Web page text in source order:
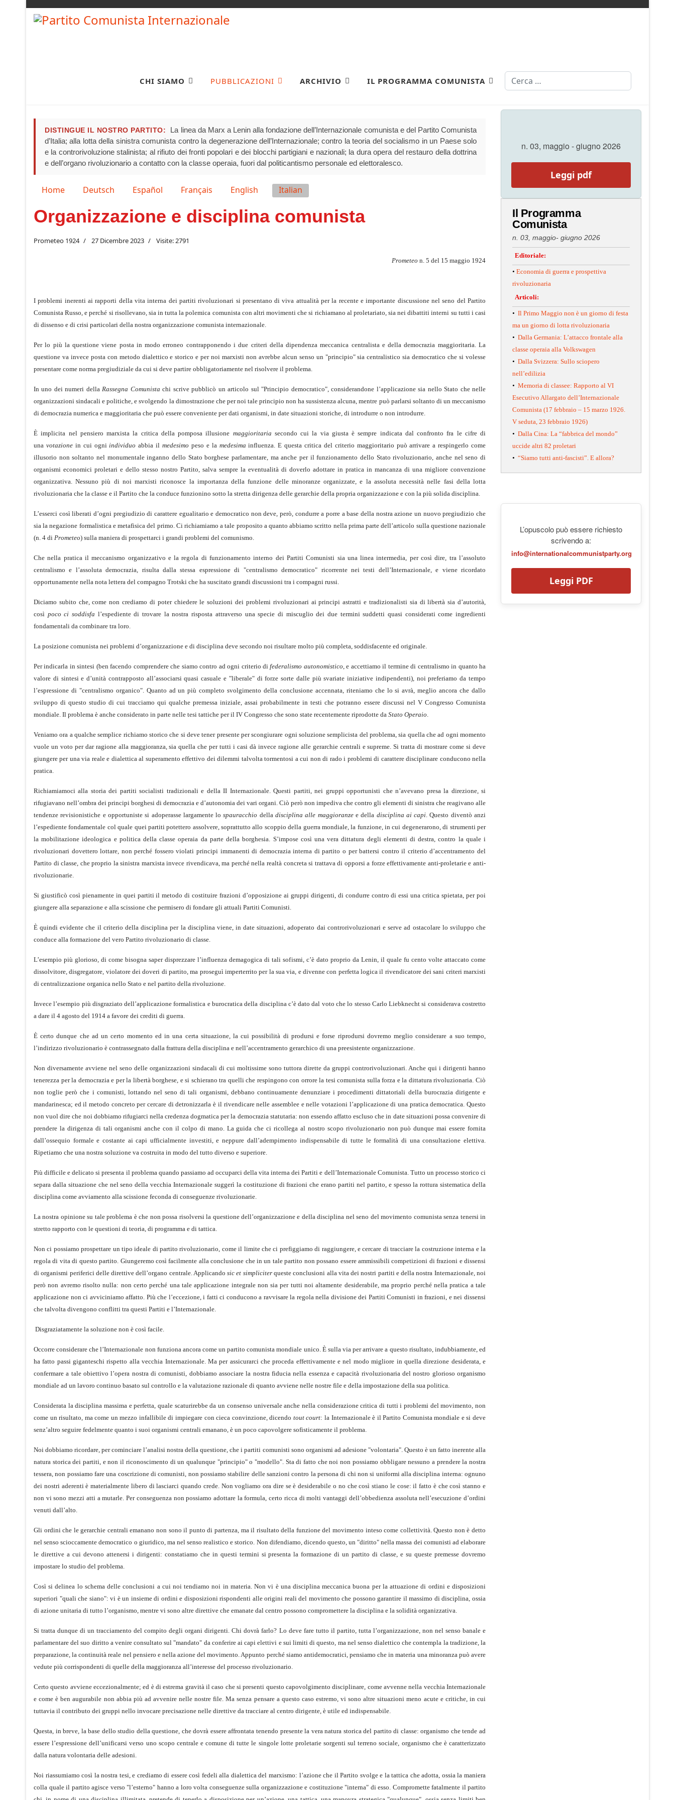
CHI SIAMO PUBBLICAZIONI ARCHIVIO IL PROGRAMMA COMUNISTA Cerca
DISTINGUE IL NOSTRO PARTITO:
La linea da Marx a Lenin alla fondazione dell’Internazionale comunista e del Partito Comunista
d’Italia; alla lotta della sinistra comunista contro la degenerazione dell’Internazionale; contro la teoria del socialismo in un Paese solo
e la controrivoluzione stalinista; al rifiuto dei fronti popolari e dei blocchi partigiani e nazionali; la dura opera del restauro della dottrina
e dell’organo rivoluzionario a contatto con la classe operaia, fuori dal politicantismo personale ed elettoralesco.
Seleziona la tua lingua
Home Deutsch Español Français English Italian
Organizzazione e disciplina comunista
Prometeo 1924 27 Dicembre 2023 Visite: 2791
Prometeo n. 5 del 15 maggio 1924
I problemi inerenti ai rapporti della vita interna dei partiti rivoluzionari si presentano di viva attualità per la recente e importante discussione nel seno del Partito
Comunista Russo, e perché si risollevano, sia in tutta la polemica comunista con altri movimenti che si richiamano al proletariato, sia nei dibattiti interni su tutti i casi
di dissenso e di crisi particolari della nostra organizzazione comunista internazionale.
Per lo più la questione viene posta in modo erroneo contrapponendo i due criteri della dipendenza meccanica centralista e della democrazia maggioritaria. La
questione va invece posta con metodo dialettico e storico e per noi marxisti non avrebbe alcun senso un "principio" sia centralistico sia democratico che si volesse
presentare come norma pregiudiziale da cui si deve partire obbligatoriamente nel risolvere il problema.
In uno dei numeri della Rassegna Comunista chi scrive pubblicò un articolo sul "Principio democratico", considerandone l’applicazione sia nello Stato che nelle
organizzazioni sindacali e politiche, e svolgendo la dimostrazione che per noi tale principio non ha sussistenza alcuna, mentre può parlarsi soltanto di un meccanismo
di democrazia numerica e maggioritaria che può essere conveniente per dati organismi, in date situazioni storiche, di introdurre o non introdurre.
È implicita nel pensiero marxista la critica della pomposa illusione maggioritaria secondo cui la via giusta è sempre indicata dal confronto fra le cifre di
una votazionein cui ogni individuo abbia il medesimo peso e la medesima influenza. E questa critica del criterio maggioritario può arrivare a respingerlo come
illusorio non soltanto nel monumentale inganno dello Stato borghese parlamentare, ma anche per il funzionamento dello Stato rivoluzionario, anche nel seno di
organismi economici proletari e dello stesso nostro Partito, salva sempre la eventualità di doverlo adottare in pratica in mancanza di una migliore convenzione
organizzativa. Nessuno più di noi marxisti riconosce la importanza della funzione delle minoranze organizzate, e la assoluta necessità nelle fasi della lotta
rivoluzionaria che la classe e il Partito che la conduce funzionino sotto la stretta dirigenza delle gerarchie della propria organizzazione e con la più solida disciplina.
L’esserci così liberati d’ogni pregiudizio di carattere egualitario e democratico non deve, però, condurre a porre a base della nostra azione un nuovo pregiudizio che
sia la negazione formalistica e metafisica del primo. Ci richiamiamo a tale proposito a quanto abbiamo scritto nella prima parte dell’articolo sulla questione nazionale
(n. 4 di Prometeo) sulla maniera di prospettarci i grandi problemi del comunismo.
Che nella pratica il meccanismo organizzativo e la regola di funzionamento interno dei Partiti Comunisti sia una linea intermedia, per così dire, tra l’assoluto
centralismo e l’assoluta democrazia, risulta dalla stessa espressione di "centralismo democratico" ricorrente nei testi dell’Internazionale, e viene ricordato
opportunamente nella nota lettera del compagno Trotski che ha suscitato grandi discussioni tra i compagni russi.
Diciamo subito che, come non crediamo di poter chiedere le soluzioni dei problemi rivoluzionari ai principi astratti e tradizionalisti sia di libertà sia d’autorità,
così poco ci soddisfa l’espediente di trovare la nostra risposta attraverso una specie di miscuglio dei due termini suddetti quasi considerati come ingredienti
fondamentali da combinare tra loro.
La posizione comunista nei problemi d’organizzazione e di disciplina deve secondo noi risultare molto più completa, soddisfacente ed originale.
Per indicarla in sintesi (ben facendo comprendere che siamo contro ad ogni criterio difederalismo autonomistico , e accettiamo il termine di centralismo in quanto ha
valore di sintesi e d’unità contrapposto all’associarsi quasi casuale e "liberale" di forze sorte dalle più svariate iniziative indipendenti), noi preferiamo da tempo
l’espressione di "centralismo organico". Quanto ad un più completo svolgimento della conclusione accennata, riteniamo che lo si avrà, meglio ancora che dallo
sviluppo di questo studio di cui tracciamo qui qualche premessa iniziale, assai probabilmente in testi che potranno essere discussi nel V Congresso Comunista
mondiale. Il problema è anche considerato in parte nelle tesi tattiche per il IV Congresso che sono state recentemente riprodotte da Stato Operaio
Veniamo ora a qualche semplice richiamo storico che si deve tener presente per scongiurare ogni soluzione semplicista del problema, sia quella che ad ogni momento
vuole un voto per dar ragione alla maggioranza, sia quella che per tutti i casi dà invece ragione alle gerarchie centrali e supreme. Si tratta di mostrare come si deve
giungere per una via reale e dialettica al superamento effettivo dei dilemmi talvolta tormentosi a cui non di rado i problemi di carattere disciplinare conducono nella
pratica.
Richiamiamoci alla storia dei partiti socialisti tradizionali e della II Internazionale. Questi partiti, nei gruppi opportunisti che n’avevano presa la direzione, si
rifugiavano nell’ombra dei principi borghesi di democrazia e d’autonomia dei vari organi. Ciò però non impediva che contro gli elementi di sinistra che reagivano alle
tendenze revisionistiche e opportuniste si adoperasse largamente lospauracchio delladisciplina alle maggioranzee della disciplina ai capi . Questo diventò anzi
l’espediente fondamentale col quale quei partiti potettero assolvere, soprattutto allo scoppio della guerra mondiale, la funzione, in cui degenerarono, di strumenti per
la mobilitazione ideologica e politica della classe operaia da parte della borghesia. S’impose così una vera dittatura degli elementi di destra, contro la quale i
rivoluzionari dovettero lottare, non perché fossero violati principi immanenti di democrazia interna di partito o per battersi contro il criterio d’accentramento del
Partito di classe, che proprio la sinistra marxista invece rivendicava, ma perché nella realtà concreta si trattava di opporsi a forze effettivamente anti-proletarie e anti-
rivoluzionarie.
Si giustificò così pienamente in quei partiti il metodo di costituire frazioni d’opposizione ai gruppi dirigenti, di condurre contro di essi una critica spietata, per poi
giungere alla separazione e alla scissione che permisero di fondare gli attuali Partiti Comunisti.
È quindi evidente che il criterio della disciplina per la disciplina viene, in date situazioni, adoperato dai controrivoluzionari e serve ad ostacolare lo sviluppo che
conduce alla formazione del vero Partito rivoluzionario di classe.
L’esempio più glorioso, di come bisogna saper disprezzare l’influenza demagogica di tali sofismi, c’è dato proprio da Lenin, il quale fu cento volte attaccato come
dissolvitore, disgregatore, violatore dei doveri di partito, ma proseguì imperterrito per la sua via, e divenne con perfetta logica il rivendicatore dei sani criteri marxisti
di centralizzazione organica nello Stato e nel partito della rivoluzione.
Invece l’esempio più disgraziato dell’applicazione formalistica e burocratica della disciplina c’è dato dal voto che lo stesso Carlo Liebknecht si considerava costretto
a dare il 4 agosto del 1914 a favore dei crediti di guerra.
È certo dunque che ad un certo momento ed in una certa situazione, la cui possibilità di prodursi e forse riprodursi dovremo meglio considerare a suo tempo,
l’indirizzo rivoluzionario è contrassegnato dalla frattura della disciplina e nell’accentramento gerarchico di una preesistente organizzazione.
Non diversamente avviene nel seno delle organizzazioni sindacali di cui moltissime sono tuttora dirette da gruppi controrivoluzionari. Anche qui i dirigenti hanno
tenerezza per la democrazia e per la libertà borghese, e si schierano tra quelli che respingono con orrore la tesi comunista sulla forza e la dittatura rivoluzionaria. Ciò
non toglie però che i comunisti, lottando nel seno di tali organismi, debbano continuamente denunziare i procedimenti dittatoriali della burocrazia dirigente e
mandarinesca; ed il metodo concreto per cercare di detronizzarla è il rivendicare nelle assemblee e nelle votazioni l’applicazione di una pratica democratica. Questo
non vuol dire che noi dobbiamo rifugiarci nella credenza dogmatica per la democrazia statutaria: non essendo affatto escluso che in date situazioni possa convenire di
prendere la dirigenza di tali organismi anche con il colpo di mano. La guida che ci ricollega al nostro scopo rivoluzionario non può dunque mai essere fornita
dall’ossequio formale e costante ai capi ufficialmente investiti, e neppure dall’adempimento indispensabile di tutte le formalità di una consultazione elettiva.
Ripetiamo che una nostra soluzione va costruita in modo del tutto diverso e superiore.
Più difficile e delicato si presenta il problema quando passiamo ad occuparci della vita interna dei Partiti e dell’Internazionale Comunista. Tutto un processo storico ci
separa dalla situazione che nel seno della vecchia Internazionale suggerì la costituzione di frazioni che erano partiti nel partito, e spesso la rottura sistematica della
disciplina come avviamento alla scissione feconda di conseguenze rivoluzionarie.
La nostra opinione su tale problema è che non possa risolversi la questione dell’organizzazione e della disciplina nel seno del movimento comunista senza tenersi in
stretto rapporto con le questioni di teoria, di programma e di tattica.
Non ci possiamo prospettare un tipo ideale di partito rivoluzionario, come il limite che ci prefiggiamo di raggiungere, e cercare di tracciare la costruzione interna e la
regola di vita di questo partito. Giungeremo così facilmente alla conclusione che in un tale partito non possano essere ammissibili competizioni di frazioni e dissensi
di organismi periferici delle direttive dell’organo centrale. Applicandosic et simpliciterqueste conclusioni alla vita dei nostri partiti e della nostra Internazionale, noi
però non avremo risolto nulla: non certo perché una tale applicazione integrale non sia per tutti noi altamente desiderabile, ma proprio perché nella pratica a tale
applicazione non ci avviciniamo affatto. Più che l’eccezione, i fatti ci conducono a ravvisare la regola nella divisione dei Partiti Comunisti in frazioni, e nei dissensi
che talvolta divengono conflitti tra questi Partiti e l’Internazionale.
Disgraziatamente la soluzione non è così facile.
Occorre considerare che l’Internazionale non funziona ancora come un partito comunista mondiale unico. È sulla via per arrivare a questo risultato, indubbiamente, ed
ha fatto passi giganteschi rispetto alla vecchia Internazionale. Ma per assicurarci che proceda effettivamente e nel modo migliore in quella direzione desiderata, e
confermare a tale obiettivo l’opera nostra di comunisti, dobbiamo associare la nostra fiducia nella essenza e capacità rivoluzionaria del nostro glorioso organismo
mondiale ad un lavoro continuo basato sul controllo e la valutazione razionale di quanto avviene nelle nostre file e della impostazione della sua politica.
Considerata la disciplina massima e perfetta, quale scaturirebbe da un consenso universale anche nella considerazione critica di tutti i problemi del movimento, non
come un risultato, ma come un mezzo infallibile di impiegare con cieca convinzione, dicendo tout court: la Internazionale è il Partito Comunista mondiale e si deve
senz’altro seguire fedelmente quanto i suoi organismi centrali emanano, è un poco capovolgere sofisticamente il problema.
Noi dobbiamo ricordare, per cominciare l’analisi nostra della questione, che i partiti comunisti sono organismi ad adesione "volontaria". Questo è un fatto inerente alla
natura storica dei partiti, e non il riconoscimento di un qualunque "principio" o "modello". Sta di fatto che noi non possiamo obbligare nessuno a prendere la nostra
tessera, non possiamo fare una coscrizione di comunisti, non possiamo stabilire delle sanzioni contro la persona di chi non si uniformi alla disciplina interna: ognuno
dei nostri aderenti è materialmente libero di lasciarci quando crede. Non vogliamo ora dire se è desiderabile o no che così stiano le cose: il fatto è che così stanno e
non vi sono mezzi atti a mutarle. Per conseguenza non possiamo adottare la formula, certo ricca di molti vantaggi dell’obbedienza assoluta nell’esecuzione d’ordini
venuti dall’alto.
Gli ordini che le gerarchie centrali emanano non sono il punto di partenza, ma il risultato della funzione del movimento inteso come collettività. Questo non è detto
nel senso scioccamente democratico o giuridico, ma nel senso realistico e storico. Non difendiamo, dicendo questo, un "diritto" nella massa dei comunisti ad elaborare
le direttive a cui devono attenersi i dirigenti: constatiamo che in questi termini si presenta la formazione di un partito di classe, e su queste premesse dovremo
impostare lo studio del problema.
Così si delinea lo schema delle conclusioni a cui noi tendiamo noi in materia. Non vi è una disciplina meccanica buona per la attuazione di ordini e disposizioni
superiori "quali che siano": vi è un insieme di ordini e disposizioni rispondenti alle origini reali del movimento che possono garantire il massimo di disciplina, ossia
di azione unitaria di tutto l’organismo, mentre vi sono altre direttive che emanate dal centro possono compromettere la disciplina e la solidità organizzativa.
Si tratta dunque di un tracciamento del compito degli organi dirigenti. Chi dovrà farlo? Lo deve fare tutto il partito, tutta l’organizzazione, non nel senso banale e
parlamentare del suo diritto a venire consultato sul "mandato" da conferire ai capi elettivi e sui limiti di questo, ma nel senso dialettico che contempla la tradizione, la
preparazione, la continuità reale nel pensiero e nella azione del movimento. Appunto perché siamo antidemocratici, pensiamo che in materia una minoranza può avere
vedute più corrispondenti di quelle della maggioranza all’interesse del processo rivoluzionario.
Certo questo avviene eccezionalmente; ed è di estrema gravità il caso che si presenti questo capovolgimento disciplinare, come avvenne nella vecchia Internazionale
e come è ben augurabile non abbia più ad avvenire nelle nostre file. Ma senza pensare a questo caso estremo, vi sono altre situazioni meno acute e critiche, in cui
tuttavia il contributo dei gruppi nello invocare precisazione nelle direttive da tracciare al centro dirigente, è utile ed indispensabile.
Questa, in breve, la base dello studio della questione, che dovrà essere affrontata tenendo presente la vera natura storica del partito di classe: organismo che tende ad
essere l’espressione dell’unificarsi verso uno scopo centrale e comune di tutte le singole lotte proletarie sorgenti sul terreno sociale, organismo che è caratterizzato
dalla natura volontaria delle adesioni.
Noi riassumiamo così la nostra tesi, e crediamo di essere così fedeli alla dialettica del marxismo: l’azione che il Partito svolge e la tattica che adotta, ossia la maniera
colla quale il partito agisce verso "l’esterno" hanno a loro volta conseguenze sulla organizzazione e costituzione "interna" di esso. Compromette fatalmente il partito
n. 03, maggio - giugno 2026
Leggi pdf
Il Programma
Comunista
n. 03, maggio- giugno 2026
Editoriale:
• Economia di guerra e prospettiva
rivoluzionaria
Articoli:
• Il Primo Maggio non è un giorno di festa
ma un giorno di lotta rivoluzionaria
• Dalla Germania: L’attacco frontale alla
classe operaia alla Volkswagen
• Dalla Svizzera: Sullo sciopero
nell’edilizia
• Memoria di classee: Rapporto al VI
Esecutivo Allargato dell’Internazionale
Comunista (17 febbraio – 15 marzo 1926.
V seduta, 23 febbraio 1926)
• Dalla Cina: La “fabbrica del mondo”
uccide altri 82 proletari
• “Siamo tutti anti-fascisti”. E allora?
L’opuscolo può essere richiesto
scrivendo a:
info@internationalcommunistparty.org
Leggi PDF